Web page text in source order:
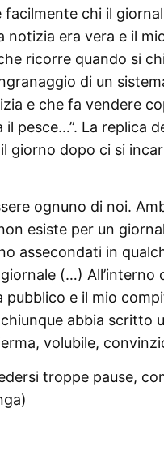
chi il
notizia era vera e il
ricorre quando si
di un
e che fa vendere
pesce…”. La replica
giorno dopo ci si
ognuno di noi.
esiste per un
assecondati in
(…) All’interno
e il mio
abbia scritto
volubile,
troppe pause,